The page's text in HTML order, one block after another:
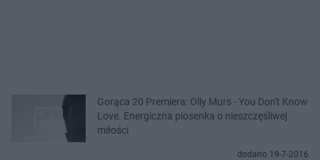
Gorąca 20 Premiera: Olly Murs - You Don't Know
Love. Energiczna piosenka o nieszczęśliwej
miłości
dodano 19-7-2016